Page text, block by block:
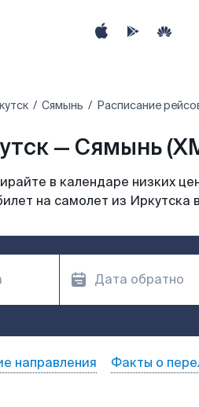
Сямынь Расписание
— Сямынь
в календаре низких
на самолет из Иркутска
направления Факты о